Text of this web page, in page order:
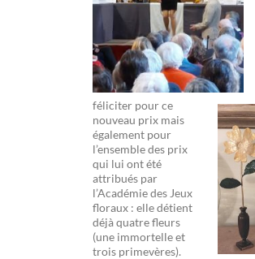
féliciter pour ce
nouveau prix mais
également pour
l’ensemble des prix
qui lui ont été
attribués par
l’Académie des Jeux
floraux : elle détient
déjà quatre fleurs
(une immortelle et
trois primevères).